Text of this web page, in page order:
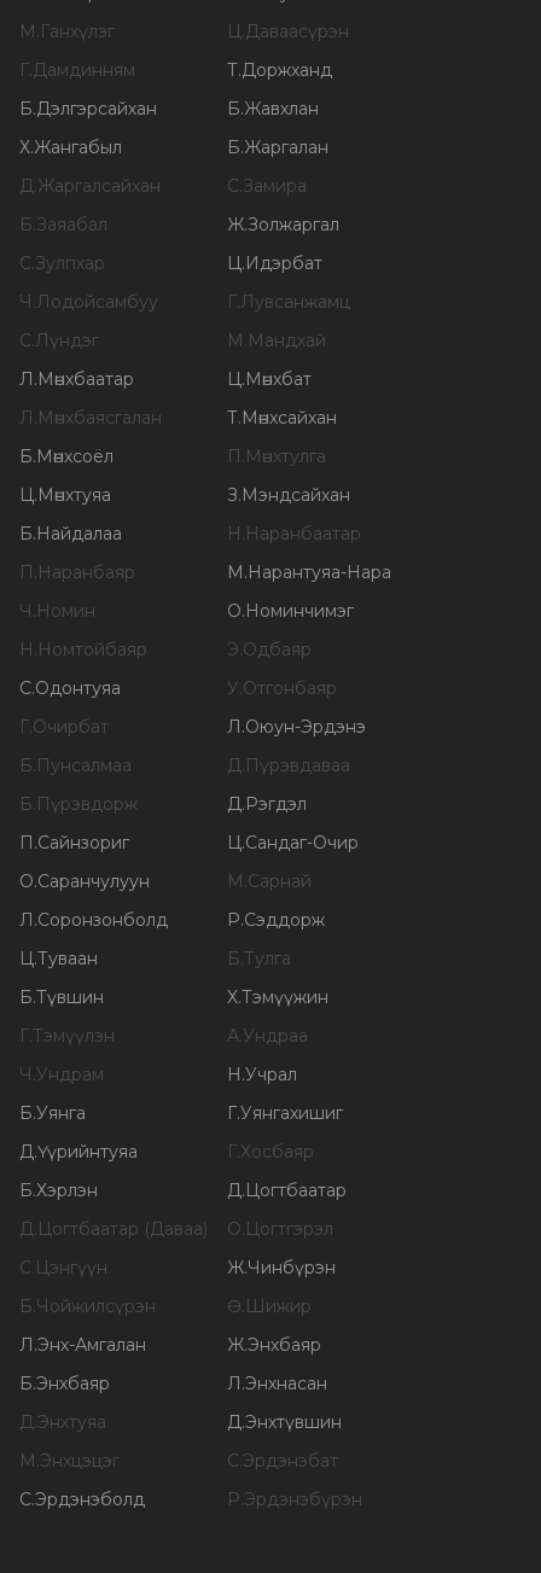
М.Ганхүлэг Ц.Даваасүрэн
Г.Дамдинням Т.Доржханд
Б.Дэлгэрсайхан Б.Жавхлан
Х.Жангабыл Б.Жаргалан
Д.Жаргалсайхан С.Замира
Б.Заяабал Ж.Золжаргал
С.Зулпхар Ц.Идэрбат
Ч.Лодойсамбуу Г.Лувсанжамц
С.Лүндэг М.Мандхай
Л.Мөнхбаатар Ц.Мөнхбат
Л.Мөнхбаясгалан Т.Мөнхсайхан
Б.Мөнхсоёл П.Мөнхтулга
Ц.Мөнхтуяа З.Мэндсайхан
Б.Найдалаа Н.Наранбаатар
П.Наранбаяр М.Нарантуяа-Нара
Ч.Номин О.Номинчимэг
Н.Номтойбаяр Э.Одбаяр
С.Одонтуяа У.Отгонбаяр
Г.Очирбат Л.Оюун-Эрдэнэ
Б.Пунсалмаа Д.Пүрэвдаваа
Б.Пүрэвдорж Д.Рэгдэл
П.Сайнзориг Ц.Сандаг-Очир
О.Саранчулуун М.Сарнай
Л.Соронзонболд Р.Сэддорж
Ц.Туваан Б.Тулга
Б.Түвшин Х.Тэмүүжин
Г.Тэмүүлэн А.Ундраа
Ч.Ундрам Н.Учрал
Б.Уянга Г.Уянгахишиг
Д.Үүрийнтуяа Г.Хосбаяр
Б.Хэрлэн Д.Цогтбаатар
Д.Цогтбаатар (Даваа) О.Цогтгэрэл
С.Цэнгүүн Ж.Чинбүрэн
Б.Чойжилсүрэн Ө.Шижир
Л.Энх-Амгалан Ж.Энхбаяр
Б.Энхбаяр Л.Энхнасан
Д.Энхтуяа Д.Энхтүвшин
М.Энхцэцэг С.Эрдэнэбат
С.Эрдэнэболд Р.Эрдэнэбүрэн